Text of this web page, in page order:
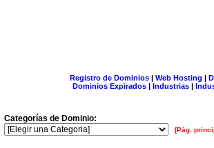
Registro de Dominios| Web Hosting |
Dominios Expirados | Industrias |
Categorías de Dominio:
[Pág.